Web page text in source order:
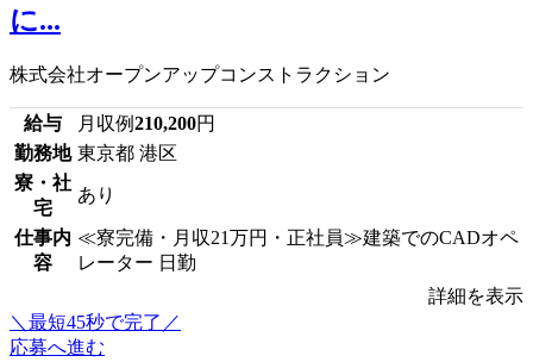
に...
株式会社オープンアップコンストラクション
給与 月収例210,200円
勤務地 東京都 港区
寮・社
宅
あり
仕事内
容
≪寮完備・月収21万円・正社員≫建築でのCADオペ
レーター 日勤
詳細を表示
＼最短45秒で完了／
応募へ進む